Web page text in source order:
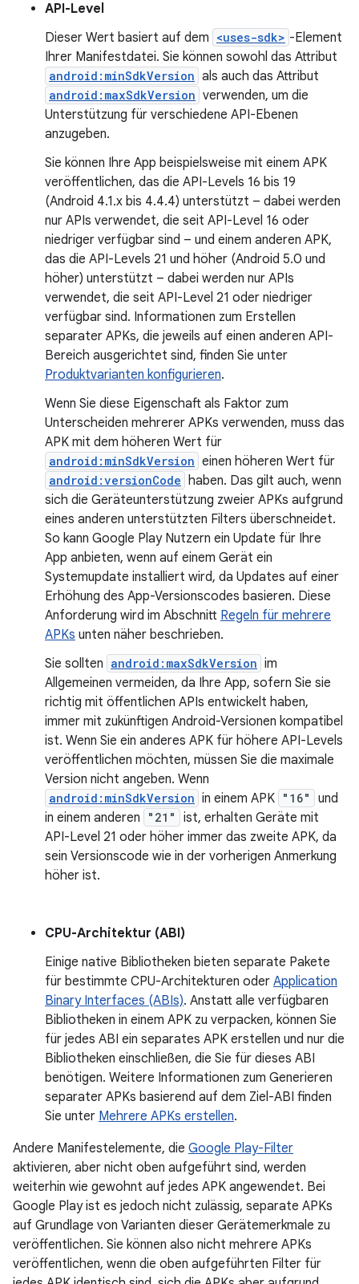
API-Level
Dieser Wert basiert auf dem <uses-sdk> -Element
Ihrer Manifestdatei. Sie können sowohl das Attribut
android:minSdkVersion als auch das Attribut
android:maxSdkVersion verwenden, um die
Unterstützung für verschiedene API-Ebenen
anzugeben.
Sie können Ihre App beispielsweise mit einem APK
veröffentlichen, das die API-Levels 16 bis 19
(Android 4.1.x bis 4.4.4) unterstützt – dabei werden
nur APIs verwendet, die seit API-Level 16 oder
niedriger verfügbar sind – und einem anderen APK,
das die API-Levels 21 und höher (Android 5.0 und
höher) unterstützt – dabei werden nur APIs
verwendet, die seit API-Level 21 oder niedriger
verfügbar sind. Informationen zum Erstellen
separater APKs, die jeweils auf einen anderen API-
Bereich ausgerichtet sind, finden Sie unter
Produktvarianten konfigurieren.
Wenn Sie diese Eigenschaft als Faktor zum
Unterscheiden mehrerer APKs verwenden, muss das
APK mit dem höheren Wert für
android:minSdkVersion einen höheren Wert für
android:versionCode haben. Das gilt auch, wenn
sich die Geräteunterstützung zweier APKs aufgrund
eines anderen unterstützten Filters überschneidet.
So kann Google Play Nutzern ein Update für Ihre
App anbieten, wenn auf einem Gerät ein
Systemupdate installiert wird, da Updates auf einer
Erhöhung des App-Versionscodes basieren. Diese
Anforderung wird im Abschnitt Regeln für mehrere
APKs unten näher beschrieben.
Sie sollten android:maxSdkVersion im
Allgemeinen vermeiden, da Ihre App, sofern Sie sie
richtig mit öffentlichen APIs entwickelt haben,
immer mit zukünftigen Android-Versionen kompatibel
ist. Wenn Sie ein anderes APK für höhere API-Levels
veröffentlichen möchten, müssen Sie die maximale
Version nicht angeben. Wenn
android:minSdkVersion in einem APK "16"
und
in einem anderen
"21"
ist, erhalten Geräte mit
API-Level 21 oder höher immer das zweite APK, da
sein Versionscode wie in der vorherigen Anmerkung
höher ist.
CPU-Architektur (ABI)
Einige native Bibliotheken bieten separate Pakete
für bestimmte CPU-Architekturen oder Application
Binary Interfaces (ABIs). Anstatt alle verfügbaren
Bibliotheken in einem APK zu verpacken, können Sie
für jedes ABI ein separates APK erstellen und nur die
Bibliotheken einschließen, die Sie für dieses ABI
benötigen. Weitere Informationen zum Generieren
separater APKs basierend auf dem Ziel-ABI finden
Sie unter Mehrere APKs erstellen.
Andere Manifestelemente, die Google Play-Filter
aktivieren, aber nicht oben aufgeführt sind, werden
weiterhin wie gewohnt auf jedes APK angewendet. Bei
Google Play ist es jedoch nicht zulässig, separate APKs
auf Grundlage von Varianten dieser Gerätemerkmale zu
veröffentlichen. Sie können also nicht mehrere APKs
veröffentlichen, wenn die oben aufgeführten Filter für